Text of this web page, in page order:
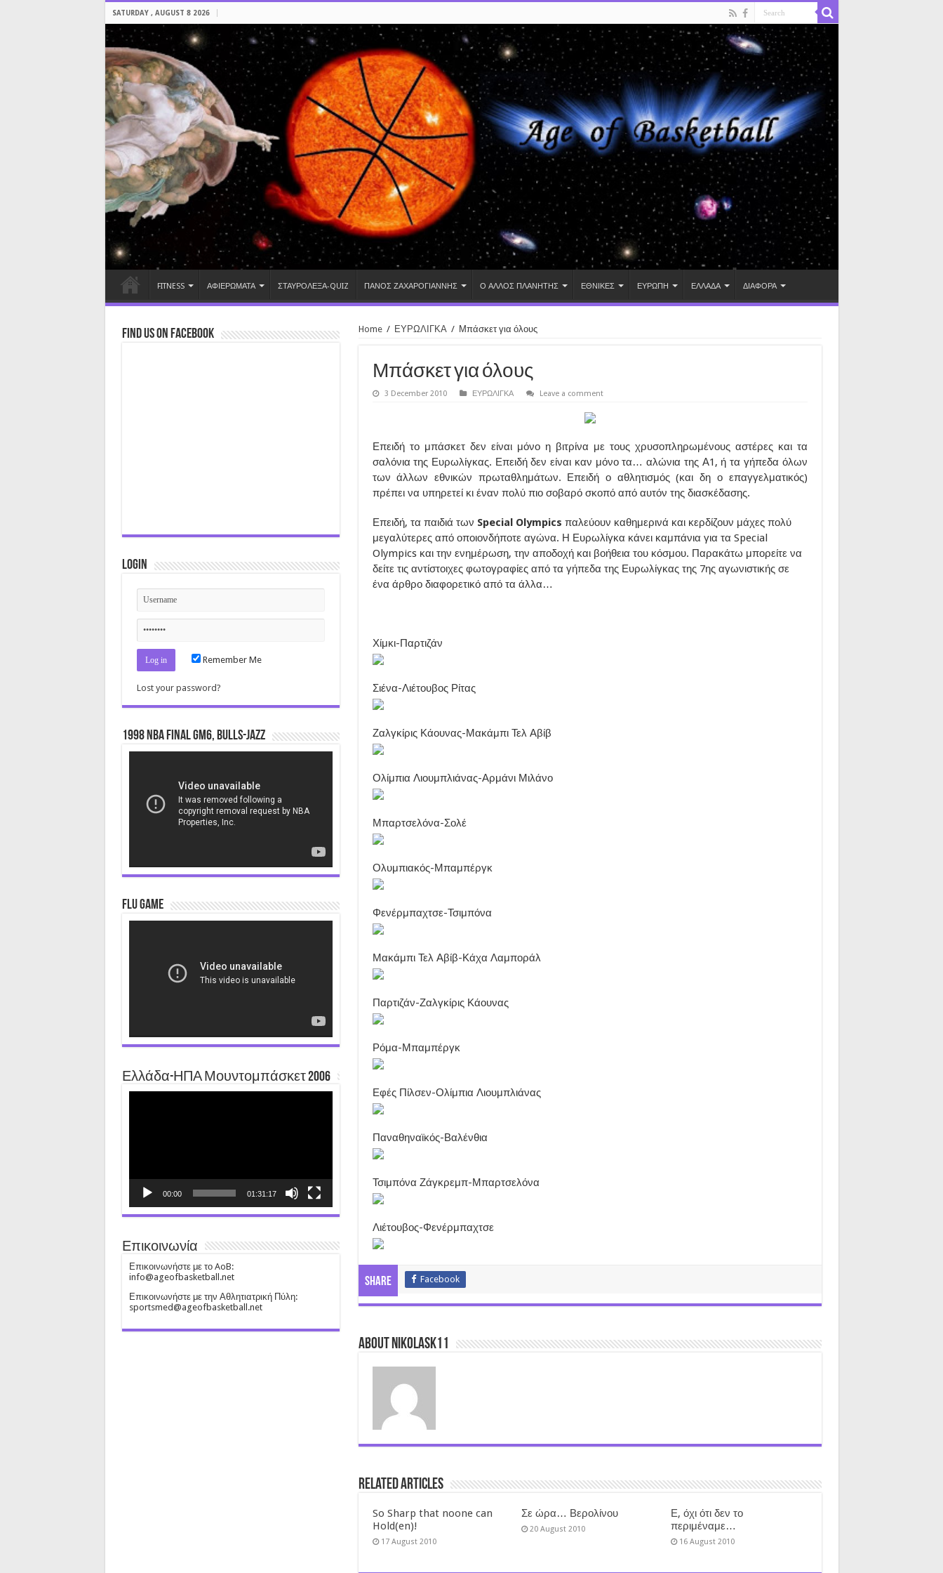
SATURDAY , AUGUST 8 2026
FITNESS ΑΦΙΕΡΩΜΑΤΑ ΣΤΑΥΡΟΛΕΞΑ-QUIZ ΠΑΝΟΣ ΖΑΧΑΡΟΓΙΑΝΝΗΣ Ο ΑΛΛΟΣ ΠΛΑΝΗΤΗΣ ΕΘΝΙΚΕΣ ΕΥΡΩΠΗ ΕΛΛΑΔΑ ΔΙΑΦΟΡΑ
Home / ΕΥΡΩΛΙΓΚΑ / Μπάσκετ για όλους
Μπάσκετ για όλους
3 December 2010 ΕΥΡΩΛΙΓΚΑ Leave a comment
Επειδή το μπάσκετ δεν είναι μόνο η βιτρίνα με τους χρυσοπληρωμένους αστέρες και τα
σαλόνια της Ευρωλίγκας. Επειδή δεν είναι καν μόνο τα… αλώνια της Α1, ή τα γήπεδα όλων
των άλλων εθνικών πρωταθλημάτων. Επειδή ο αθλητισμός (και δη ο επαγγελματικός)
πρέπει να υπηρετεί κι έναν πολύ πιο σοβαρό σκοπό από αυτόν της διασκέδασης.
Επειδή, τα παιδιά των Special Olympics παλεύουν καθημερινά και κερδίζουν μάχες πολύ
μεγαλύτερες από οποιονδήποτε αγώνα. Η Ευρωλίγκα κάνει καμπάνια για τα Special
Olympics και την ενημέρωση, την αποδοχή και βοήθεια του κόσμου. Παρακάτω μπορείτε να
δείτε τις αντίστοιχες φωτογραφίες από τα γήπεδα της Ευρωλίγκας της 7ης αγωνιστικής σε
ένα άρθρο διαφορετικό από τα άλλα…
Χίμκι-Παρτιζάν
Σιένα-Λιέτουβος Ρίτας
Ζαλγκίρις Κάουνας-Μακάμπι Τελ Αβίβ
Ολίμπια Λιουμπλιάνας-Αρμάνι Μιλάνο
Μπαρτσελόνα-Σολέ
Ολυμπιακός-Μπαμπέργκ
Φενέρμπαχτσε-Τσιμπόνα
Μακάμπι Τελ Αβίβ-Κάχα Λαμποράλ
Παρτιζάν-Ζαλγκίρις Κάουνας
Ρόμα-Μπαμπέργκ
Εφές Πίλσεν-Ολίμπια Λιουμπλιάνας
Παναθηναϊκός-Βαλένθια
Τσιμπόνα Ζάγκρεμπ-Μπαρτσελόνα
Λιέτουβος-Φενέρμπαχτσε
Share Facebook
About nikolask11
Related Articles
So Sharp that noone can
Hold(en)!
17 August 2010
Σε ώρα… Βερολίνου
20 August 2010
Ε, όχι ότι δεν το
περιμέναμε…
16 August 2010
Find us on Facebook
Login
Remember Me
Lost your password?
1998 NBA Final gm6, Bulls-Jazz
Flu Game
Ελλάδα-ΗΠΑ Μουντομπάσκετ 2006
00:00 01:31:17
Επικοινωνία
Επικοινωνήστε με το AoB:
info@ageofbasketball.net
Επικοινωνήστε με την Αθλητιατρική Πύλη:
sportsmed@ageofbasketball.net